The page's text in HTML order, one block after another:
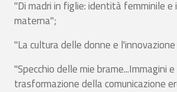
"Di madri in figlie: identità femminile e
materna";
"La cultura delle donne e
"Specchio delle mie brame...Immagini
trasformazione della comunicazione